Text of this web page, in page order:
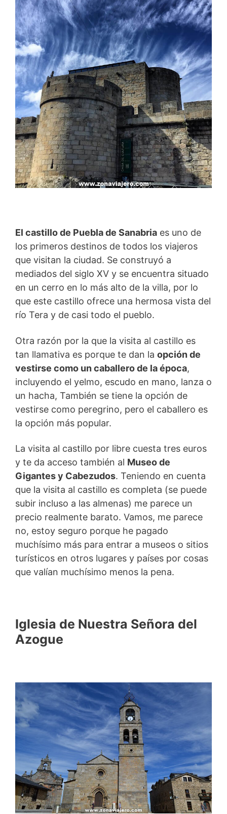
El castillo de Puebla de Sanabria es uno de
los primeros destinos de todos los viajeros
que visitan la ciudad. Se construyó a
mediados del siglo XV y se encuentra situado
en un cerro en lo más alto de la villa, por lo
que este castillo ofrece una hermosa vista del
río Tera y de casi todo el pueblo.
Otra razón por la que la visita al castillo es
tan llamativa es porque te dan la opción de
vestirse como un caballero de la época,
incluyendo el yelmo, escudo en mano, lanza o
un hacha, También se tiene la opción de
vestirse como peregrino, pero el caballero es
la opción más popular.
La visita al castillo por libre cuesta tres euros
y te da acceso también al Museo de
Gigantes y Cabezudos. Teniendo en cuenta
que la visita al castillo es completa (se puede
subir incluso a las almenas) me parece un
precio realmente barato. Vamos, me parece
no, estoy seguro porque he pagado
muchísimo más para entrar a museos o sitios
turísticos en otros lugares y países por cosas
que valían muchísimo menos la pena.
Iglesia de Nuestra Señora del
Azogue